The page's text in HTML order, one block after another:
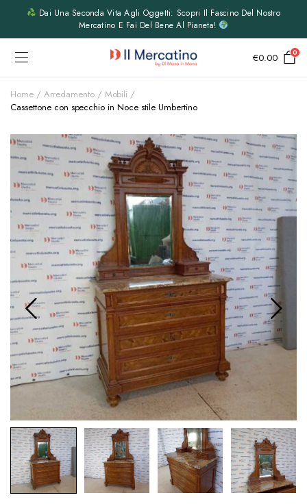
Dai Una Seconda Vita Agli Oggetti: Scopri Il Fascino Del Nostro
Mercatino E Fai Del Bene Al Pianeta!
€0.00 0
Home Arredamento
Mobili
Cassettone con specchio in Noce stile Umbertino